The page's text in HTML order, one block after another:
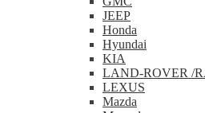
JEEP
Honda
Hyundai
KIA
LAND-ROVER /
LEXUS
Mazda